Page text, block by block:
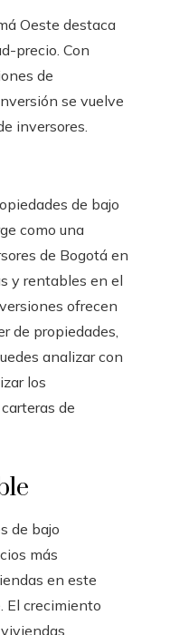
Oeste destaca
precio. Con
de
se vuelve
inversores.
de bajo
como una
de Bogotá en
y rentables en el
ofrecen
de propiedades,
analizar con
los
de
de bajo
más
en este
El crecimiento